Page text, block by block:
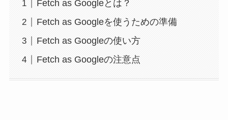
Fetch as Googleとは？
Fetch as Googleを使うための準備
Fetch as Googleの使い方
Fetch as Googleの注意点